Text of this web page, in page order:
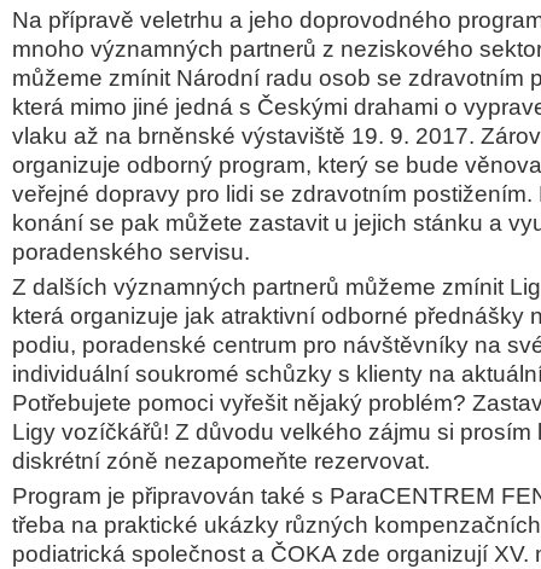
Na přípravě veletrhu a jeho doprovodného
mnoho významných partnerů z neziskového
můžeme zmínit Národní radu osob se zdravotním
která mimo jiné jedná s Českými drahami o
vlaku až na brněnské výstaviště 19. 9. 2017.
organizuje odborný program, který se bude
veřejné dopravy pro lidi se zdravotním postižením.
konání se pak můžete zastavit u jejich stánku a
poradenského servisu.
Z dalších významných partnerů můžeme zmínit
která organizuje jak atraktivní odborné přednášky
podiu, poradenské centrum pro návštěvníky na
individuální soukromé schůzky s klienty na
Potřebujete pomoci vyřešit nějaký problém?
Ligy vozíčkářů! Z důvodu velkého zájmu si prosím
diskrétní zóně nezapomeňte rezervovat.
Program je připravován také s ParaCENTREM
třeba na praktické ukázky různých
podiatrická společnost a ČOKA zde organizují XV.